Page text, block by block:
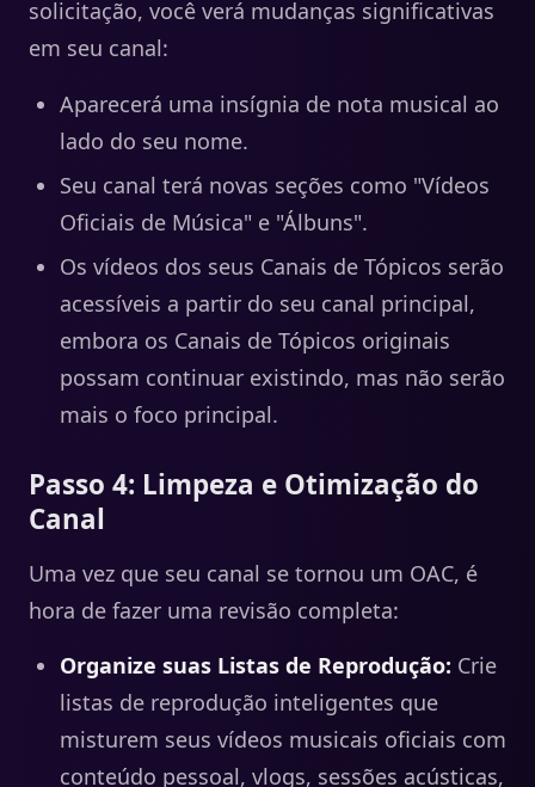
solicitação, você verá mudanças significativas
em seu canal:
Aparecerá uma insígnia de nota musical ao
lado do seu nome.
Seu canal terá novas seções como "Vídeos
Oficiais de Música" e "Álbuns".
Os vídeos dos seus Canais de Tópicos serão
acessíveis a partir do seu canal principal,
embora os Canais de Tópicos originais
possam continuar existindo, mas não serão
mais o foco principal.
Passo 4: Limpeza e Otimização do
Canal
Uma vez que seu canal se tornou um OAC, é
hora de fazer uma revisão completa:
Organize suas Listas de Reprodução: Crie
listas de reprodução inteligentes que
misturem seus vídeos musicais oficiais com
conteúdo pessoal, vlogs, sessões acústicas,